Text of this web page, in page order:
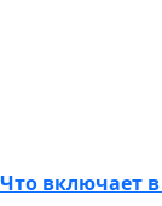
Что включает